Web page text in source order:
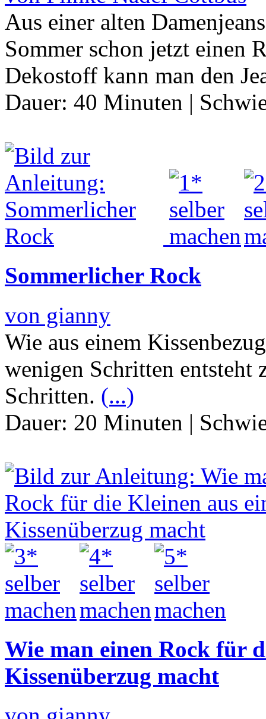
Aus einer alten
Sommer schon jetzt einen
Dekostoff kann man den
Dauer: 40 Minuten |
Sommerlicher Rock
von gianny
Wie aus einem
wenigen Schritten entsteht
Schritten. (...)
Dauer: 20 Minuten |
Wie man einen Rock für
Kissenüberzug macht